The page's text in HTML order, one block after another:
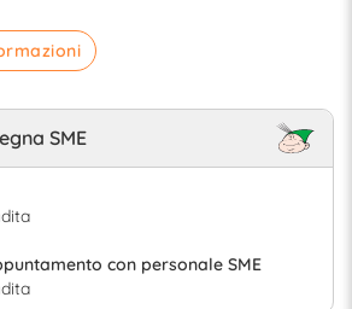
SME
con personale SME